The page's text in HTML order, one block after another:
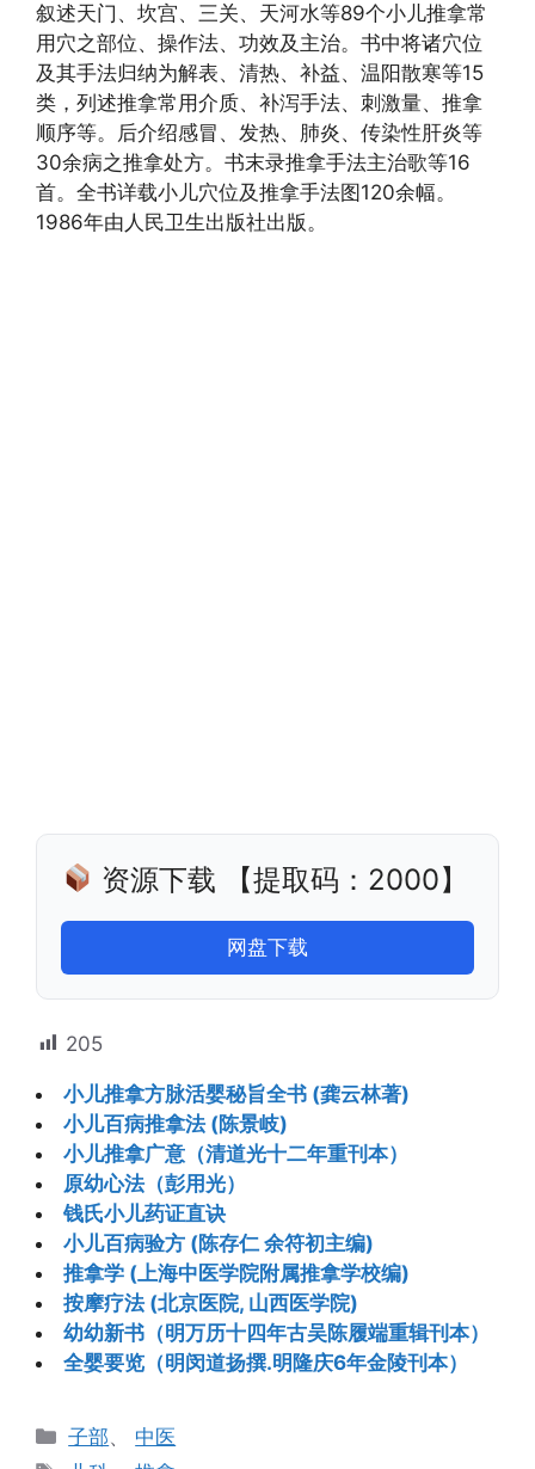
叙述天门、坎宫、三关、天河水等89个小儿推拿常
用穴之部位、操作法、功效及主治。书中将诸穴位
及其手法归纳为解表、清热、补益、温阳散寒等15
类，列述推拿常用介质、补泻手法、刺激量、推拿
顺序等。后介绍感冒、发热、肺炎、传染性肝炎等
30余病之推拿处方。书末录推拿手法主治歌等16
首。全书详载小儿穴位及推拿手法图120余幅。
1986年由人民卫生出版社出版。
资源下载 【提取码：2000】
网盘下载
205
小儿推拿方脉活婴秘旨全书 (龚云林著)
小儿百病推拿法 (陈景岐)
小儿推拿广意（清道光十二年重刊本）
原幼心法（彭用光）
钱氏小儿药证直诀
小儿百病验方 (陈存仁 余符初主编)
推拿学 (上海中医学院附属推拿学校编)
按摩疗法 (北京医院, 山西医学院)
幼幼新书（明万历十四年古吴陈履端重辑刊本）
全婴要览（明闵道扬撰.明隆庆6年金陵刊本）
分
类
子部、 中医